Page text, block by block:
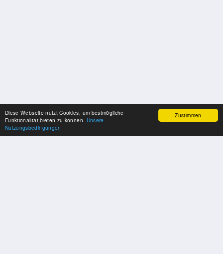
Zustimmen
Diese Webseite nutzt Cookies, um bestmögliche
Funktionalität bieten zu können. Unsere
Nutzungsbedingungen